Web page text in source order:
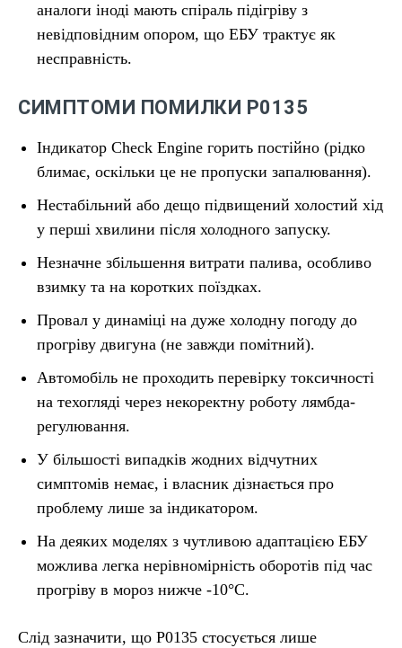
аналоги іноді мають спіраль підігріву з
невідповідним опором, що ЕБУ трактує як
несправність.
СИМПТОМИ ПОМИЛКИ P0135
Індикатор Check Engine горить постійно (рідко
блимає, оскільки це не пропуски запалювання).
Нестабільний або дещо підвищений холостий хід
у перші хвилини після холодного запуску.
Незначне збільшення витрати палива, особливо
взимку та на коротких поїздках.
Провал у динаміці на дуже холодну погоду до
прогріву двигуна (не завжди помітний).
Автомобіль не проходить перевірку токсичності
на техогляді через некоректну роботу лямбда-
регулювання.
У більшості випадків жодних відчутних
симптомів немає, і власник дізнається про
проблему лише за індикатором.
На деяких моделях з чутливою адаптацією ЕБУ
можлива легка нерівномірність оборотів під час
прогріву в мороз нижче -10°C.
Слід зазначити, що P0135 стосується лише